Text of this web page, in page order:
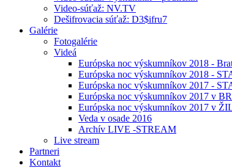
Video-súťaž: NV.TV
Dešifrovacia súťaž: D3$ifru7
Galérie
Fotogalérie
Videá
Európska noc výskumníkov 2018 -
Európska noc výskumníkov 2018 -
Európska noc výskumníkov 2017 -
Európska noc výskumníkov 2017 v
Európska noc výskumníkov 2017 v
Veda v osade 2016
Archív LIVE -STREAM
Live stream
Partneri
Kontakt